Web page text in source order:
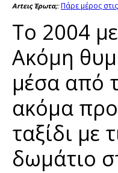
Artεις Έρωτα;:Πάρε μέρος
Το 2004
Ακόμη
μέσα από
ακόμα
ταξίδι με
δωμάτιο